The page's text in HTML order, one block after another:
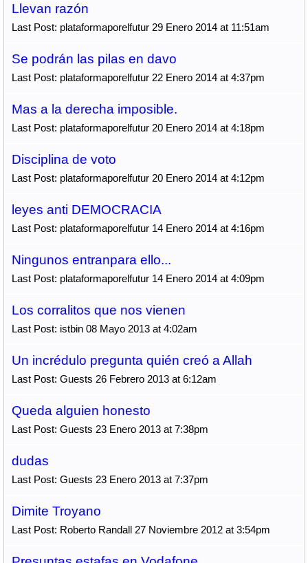
Llevan razón
Last Post: plataformaporelfutur 29 Enero 2014 at 11:51am
Se podrán las pilas en davo
Last Post: plataformaporelfutur 22 Enero 2014 at 4:37pm
Mas a la derecha imposible.
Last Post: plataformaporelfutur 20 Enero 2014 at 4:18pm
Disciplina de voto
Last Post: plataformaporelfutur 20 Enero 2014 at 4:12pm
leyes anti DEMOCRACIA
Last Post: plataformaporelfutur 14 Enero 2014 at 4:16pm
Ningunos entranpara ello...
Last Post: plataformaporelfutur 14 Enero 2014 at 4:09pm
Los corralitos que nos vienen
Last Post: istbin 08 Mayo 2013 at 4:02am
Un incrédulo pregunta quién creó a Allah
Last Post: Guests 26 Febrero 2013 at 6:12am
Queda alguien honesto
Last Post: Guests 23 Enero 2013 at 7:38pm
dudas
Last Post: Guests 23 Enero 2013 at 7:37pm
Dimite Troyano
Last Post: Roberto Randall 27 Noviembre 2012 at 3:54pm